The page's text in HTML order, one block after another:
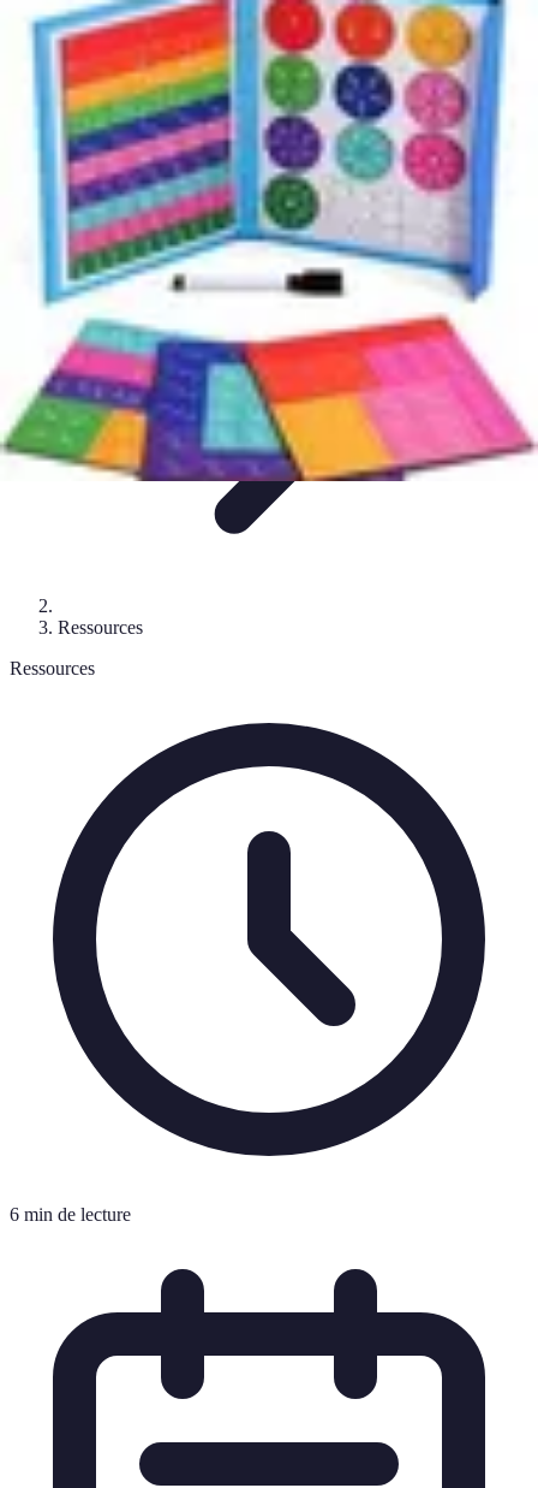
Apprendre Rubik Cube
Astuces et conseils Apprentissage
Techniques
d'apprentissage
Méthodes d'apprentissageTechniques
Apprendre Rubik Cube
Ressources
Ressources
6 min de lecture